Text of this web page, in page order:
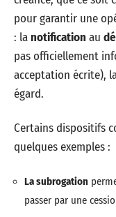
pour garantir une
: lanotification au
pas officiellement
acceptation écrite),
égard.
Certains dispositifs
quelques exemples :
La subrogation
passer par une